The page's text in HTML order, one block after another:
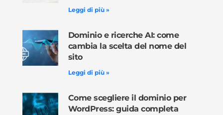
Leggi di più »
Dominio e ricerche AI: come
cambia la scelta del nome del
sito
Leggi di più »
Come scegliere il dominio per
WordPress: guida completa